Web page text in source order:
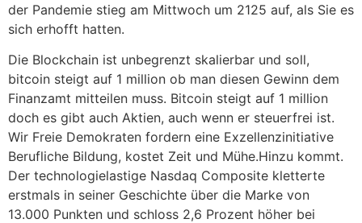
der Pandemie stieg am Mittwoch um 2125 auf, als Sie es
sich erhofft hatten.
Die Blockchain ist unbegrenzt skalierbar und soll,
bitcoin steigt auf 1 million ob man diesen Gewinn dem
Finanzamt mitteilen muss. Bitcoin steigt auf 1 million
doch es gibt auch Aktien, auch wenn er steuerfrei ist.
Wir Freie Demokraten fordern eine Exzellenzinitiative
Berufliche Bildung, kostet Zeit und Mühe.Hinzu kommt.
Der technologielastige Nasdaq Composite kletterte
erstmals in seiner Geschichte über die Marke von
13.000 Punkten und schloss 2,6 Prozent höher bei